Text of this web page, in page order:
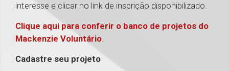
interesse e clicar no link de inscrição disponibilizado.
Clique aqui para conferir o banco de projetos do
Mackenzie Voluntário.
Cadastre seu projeto